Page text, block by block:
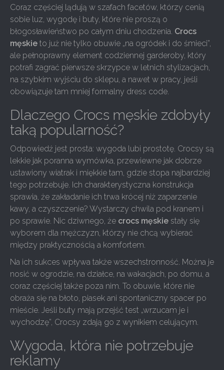
Coraz częściej lądują w szafach facetów, którzy cenią
sobie luz, wygodę i buty, które nie proszą o
błogosławieństwo po całym dniu chodzenia. Crocs
męskie to już nie tylko obuwie „na ogródek i do śmieci”,
ale pełnoprawny element codziennej garderoby, który
potrafi zagrać pierwsze skrzypce w letnich stylizacjach,
na szybkim wyjściu do sklepu, a nawet w pracy, jeśli
obowiązuje tam mniej formalny dress code.
Dlaczego Crocs męskie zdobyły
taką popularność?
Odpowiedź jest prosta: wygoda lubi prostotę. Crocsy są
lekkie jak poranna wymówka, przewiewne jak dobrze
ustawiony wiatrak i miękkie tam, gdzie stopa najbardziej
tego potrzebuje. Ich charakterystyczna konstrukcja
sprawia, że zakładanie ich trwa krócej niż zaparzenie
kawy, a czyszczenie? Wystarczy chwila pod kranem i
po sprawie. Nic dziwnego, że crocs męskie stały się
wyborem dla mężczyzn, którzy nie chcą wybierać
między praktycznością a komfortem.
Na ich sukces wpływa także wszechstronność. Można je
nosić w ogrodzie, na działce, na wakacjach, po domu, a
coraz częściej także poza nim. To obuwie, które nie
obraża się na błoto, piasek ani spontaniczny spacer po
mieście. Jeśli buty mają przejść test „wrzucam je i
wychodzę”, Crocsy zdają go z wynikiem celującym.
Wygoda, która nie potrzebuje
reklamy